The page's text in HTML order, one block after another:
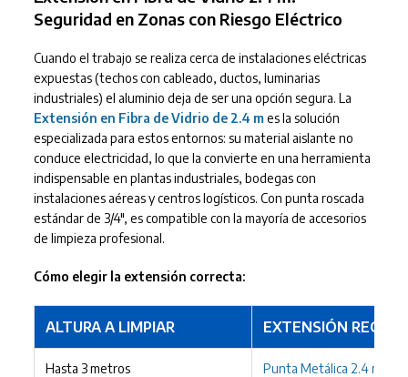
Seguridad en Zonas con Riesgo Eléctrico
Cuando el trabajo se realiza cerca de instalaciones eléctricas
expuestas (techos con cableado, ductos, luminarias
industriales) el aluminio deja de ser una opción segura. La
Extensión en Fibra de Vidrio de 2.4 mes la solución
especializada para estos entornos: su material aislante no
conduce electricidad, lo que la convierte en una herramienta
indispensable en plantas industriales, bodegas con
instalaciones aéreas y centros logísticos. Con punta roscada
estándar de 3/4", es compatible con la mayoría de accesorios
de limpieza profesional.
Cómo elegir la extensión correcta:
ALTURA A LIMPIAR EXTENSIÓN
Hasta 3 metros Punta Metálica 2.4 m